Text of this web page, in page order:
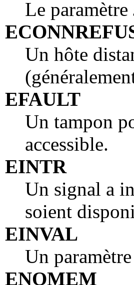
Le paramètre
Un hôte
EFAULT
Un tampon
accessible.
EINTR
Un signal a
soient
EINVAL
Un
ENOMEM